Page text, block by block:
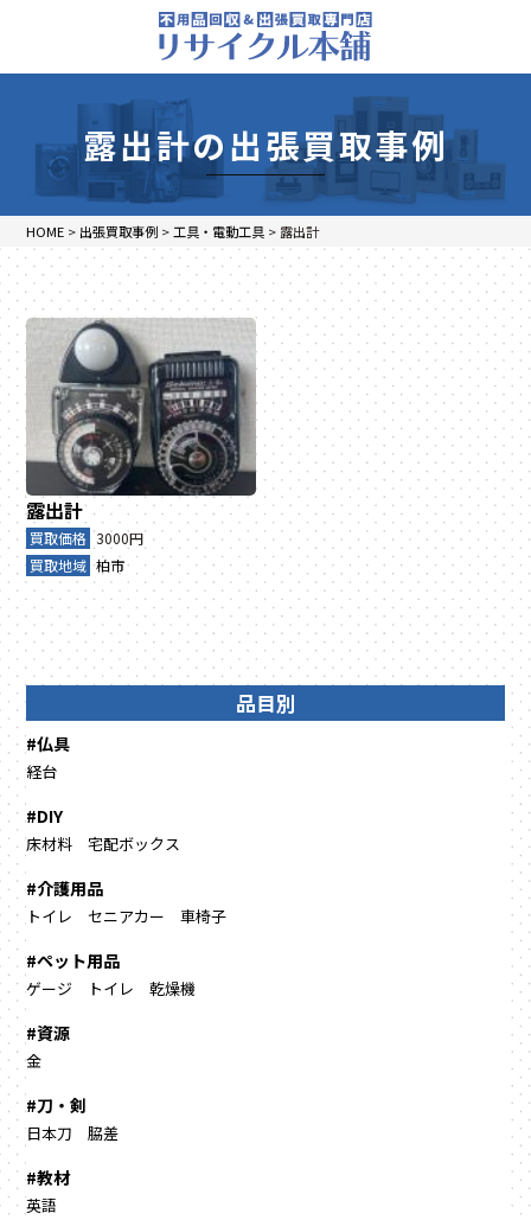
露出計の出張買取事例
HOME > 出張買取事例 >工具・電動工具 > 露出計
露出計
買取価格 3000円
買取地域 柏市
品目別
#仏具
経台
#DIY
床材料 宅配ボックス
#介護用品
トイレ セニアカー 車椅子
#ペット用品
ゲージ トイレ 乾燥機
#資源
金
#刀・剣
日本刀 脇差
#教材
英語